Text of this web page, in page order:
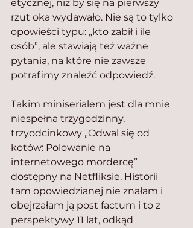
etycznej, niż by się na pierwszy
rzut oka wydawało. Nie są to tylko
opowieści typu: „kto zabił i ile
osób”, ale stawiają też ważne
pytania, na które nie zawsze
potrafimy znaleźć odpowiedź.
Takim miniserialem jest dla mnie
niespełna trzygodzinny,
trzyodcinkowy „Odwal się od
kotów: Polowanie na
internetowego mordercę”
dostępny na Netfliksie. Historii
tam opowiedzianej nie znałam i
obejrzałam ją post factum i to z
perspektywy 11 lat, odkąd